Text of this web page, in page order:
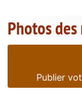
Photos
Publier